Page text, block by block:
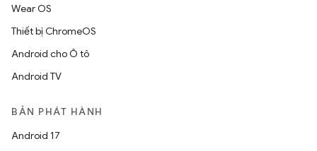
Wear OS
Thiết bị ChromeOS
Android cho Ô tô
Android TV
BẢN PHÁT HÀNH
Android 17